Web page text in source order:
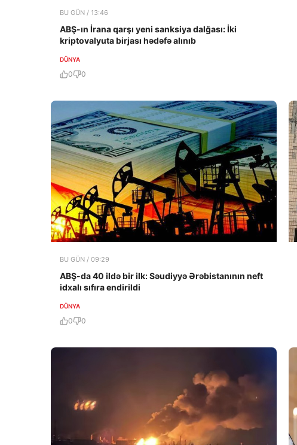
BU GÜN / 13:46
ABŞ-ın İrana qarşı yeni sanksiya dalğası: İki
kriptovalyuta birjası hədəfə alınıb
DÜNYA
0 0
BU GÜN / 09:29
ABŞ-da 40 ildə bir ilk: Səudiyyə Ərəbistanının neft
idxalı sıfıra endirildi
DÜNYA
0 0